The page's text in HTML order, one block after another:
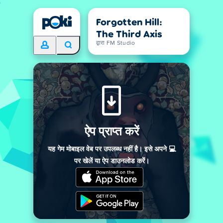
Forgotten Hill:
The Third Axis
द्वारा FM Studio
ऐप प्राप्त करें
यह गेम मोबाइल वेब पर उपलब्ध नहीं है। इसे अपने 💻
पर खेलें या ऐप डाउनलोड करें।